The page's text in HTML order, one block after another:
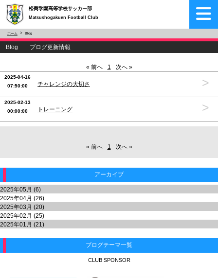
松商学園高等学校サッカー部
Matsushogakuen Football Club
ホーム Blog
Blog ブログ更新情報
« 前へ 1 次へ »
2025-04-16
07:50:00
チャレンジの大切さ >
2025-02-13
00:00:00
トレーニング >
« 前へ 1 次へ »
アーカイブ
2025年05月 (6)
2025年04月 (26)
2025年03月 (20)
2025年02月 (25)
2025年01月 (21)
ブログテーマ一覧
CLUB SPONSOR